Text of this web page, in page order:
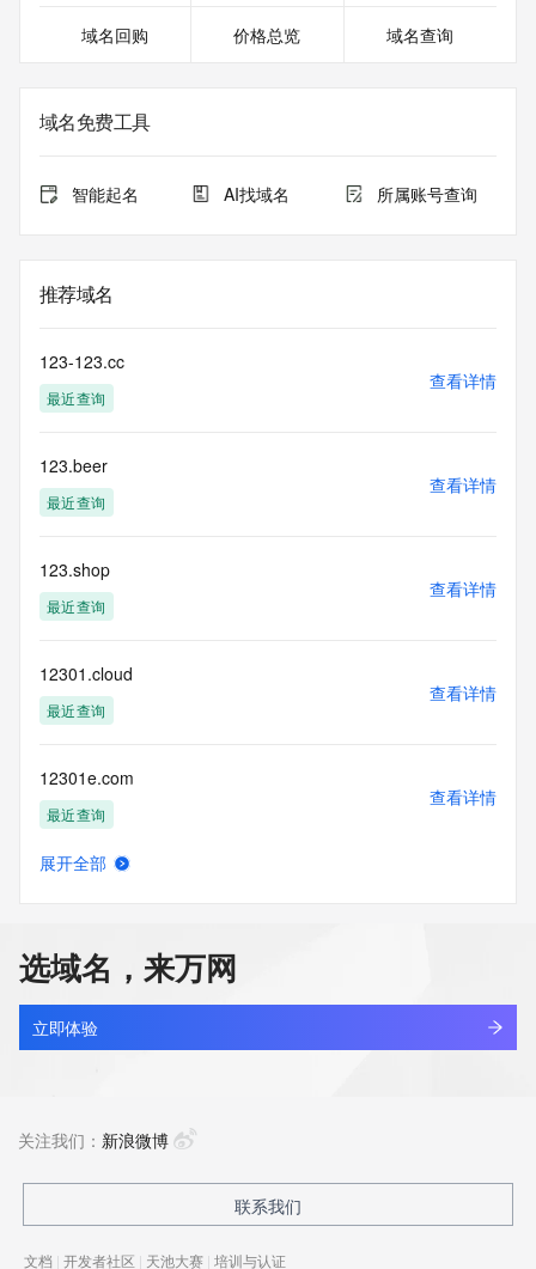
域名回购 价格总览 域名查询
域名免费工具
智能起名 AI找域名 所属账号查询
推荐域名
123-123.cc
最近查询
查看详情
123.beer
最近查询
查看详情
123.shop
最近查询
查看详情
12301.cloud
最近查询
查看详情
12301e.com
最近查询
查看详情
12306.net.cn
最近查询
查看详情
最近查询
展开全部
选域名，来万网
立即体验
关注我们： 新浪微博
联系我们
文档 | 开发者社区 | 天池大赛 | 培训与认证